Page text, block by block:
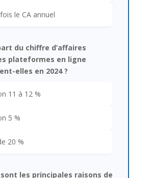
le CA annuel
du chiffre d’affaires
plateformes en ligne
elles en 2024 ?
11 à 12 %
5 %
20 %
les principales raisons de